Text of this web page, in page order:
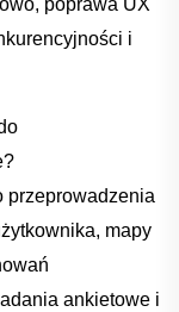
i
przeprowadzenia
mapy
ankietowe i